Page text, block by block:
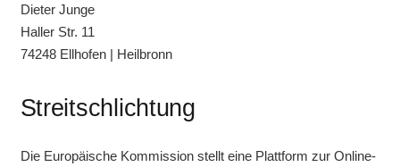
Die­ter Junge
Hal­ler Str. 11
74248 Ell­ho­fen | Heilbronn
Streitschlichtung
Die Euro­päi­sche Kom­mis­si­on stellt eine Platt­form zur Online-